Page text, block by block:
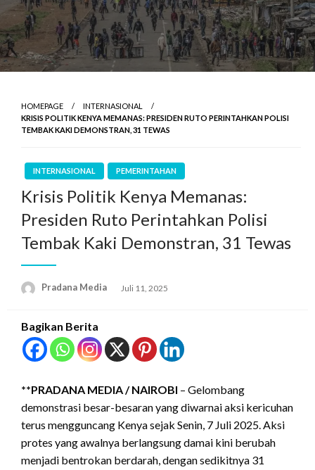
HOMEPAGE
INTERNASIONAL
KRISIS POLITIK KENYA MEMANAS: PRESIDEN RUTO PERINTAHKAN POLISI
TEMBAK KAKI DEMONSTRAN, 31 TEWAS
INTERNASIONAL PEMERINTAHAN
Krisis Politik Kenya Memanas:
Presiden Ruto Perintahkan Polisi
Tembak Kaki Demonstran, 31 Tewas
Pradana Media Juli 11, 2025
Bagikan Berita
**PRADANA MEDIA / NAIROBI – Gelombang
demonstrasi besar-besaran yang diwarnai aksi kericuhan
terus mengguncang Kenya sejak Senin, 7 Juli 2025. Aksi
protes yang awalnya berlangsung damai kini berubah
menjadi bentrokan berdarah, dengan sedikitnya 31